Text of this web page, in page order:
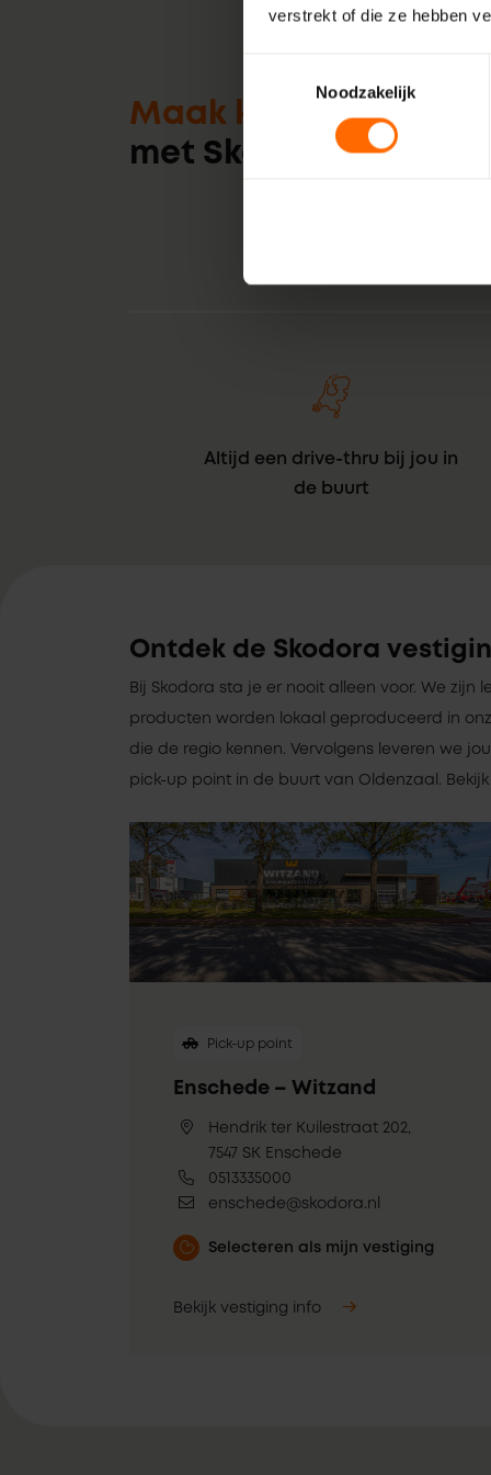
verstrekt of die ze hebben
Noodzakelijk
Maak kennis
met Skodora
Altijd een drive-thru bij jou in
de buurt
Ontdek de Skodora
Bij Skodora sta je er nooit alleen voor. We zijn
producten worden lokaal geproduceerd in
die de regio kennen. Vervolgens leveren we
pick-up point in de buurt van Oldenzaal.
Pick-up point
Enschede – Witzand
Hendrik ter Kuilestraat 202,
7547 SK Enschede
0513335000
enschede@skodora.nl
Selecteren als mijn vestiging
Bekijk vestiging info